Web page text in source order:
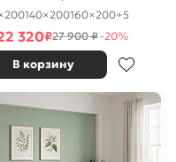
изголовье мягкое
140×200160×200+5
320₽27 900 ₽-20%
В корзину